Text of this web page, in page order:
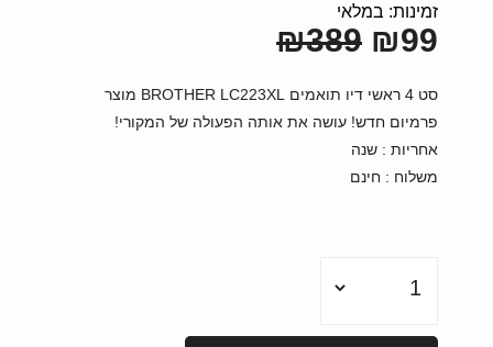
זמינות: במלאי
₪99
₪389
סט 4 ראשי דיו תואמים BROTHER LC223XL מוצר
פרמיום חדש! עושה את אותה הפעולה של המקורי!
אחריות : שנה
משלוח : חינם